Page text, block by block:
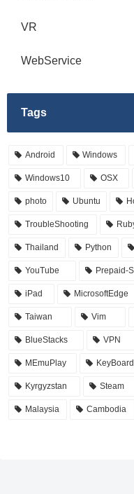
VR
WebService
Tags
Android Windows
Windows10 OSX
photo Ubuntu
TroubleShooting
Thailand Python
YouTube Prepaid-
iPad MicrosoftEdge
Taiwan Vim
BlueStacks VPN
MEmuPlay KeyBoard
Kyrgyzstan Steam
Malaysia Cambodia